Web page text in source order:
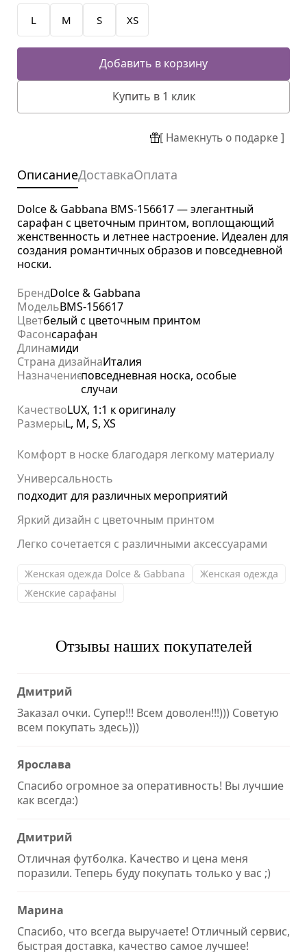
L M S XS
Добавить в корзину
Купить в 1 клик
[ Намекнуть о подарке ]
ОписаниеДоставкаОплата
Dolce & Gabbana BMS-156617 — элегантный
сарафан с цветочным принтом, воплощающий
женственность и летнее настроение. Идеален для
создания романтичных образов и повседневной
носки.
БрендDolce & Gabbana
МодельBMS-156617
Цветбелый с цветочным принтом
Фасонсарафан
Длинамиди
Страна дизайнаИталия
Назначениеповседневная носка, особые
случаи
КачествоLUX, 1:1 к оригиналу
РазмерыL, M, S, XS
Комфорт в носке благодаря легкому материалу
Универсальность
подходит для различных мероприятий
Яркий дизайн с цветочным принтом
Легко сочетается с различными аксессуарами
Женская одежда Dolce & Gabbana
Женская одежда
Женские сарафаны
Отзывы наших покупателей
Дмитрий
Заказал очки. Супер!!! Всем доволен!!!))) Советую
всем покупать здесь)))
Ярослава
Спасибо огромное за оперативность! Вы лучшие
как всегда:)
Дмитрий
Отличная футболка. Качество и цена меня
поразили. Теперь буду покупать только у вас ;)
Марина
Спасибо, что всегда выручаете! Отличный сервис,
быстрая доставка, качество самое лучшее!